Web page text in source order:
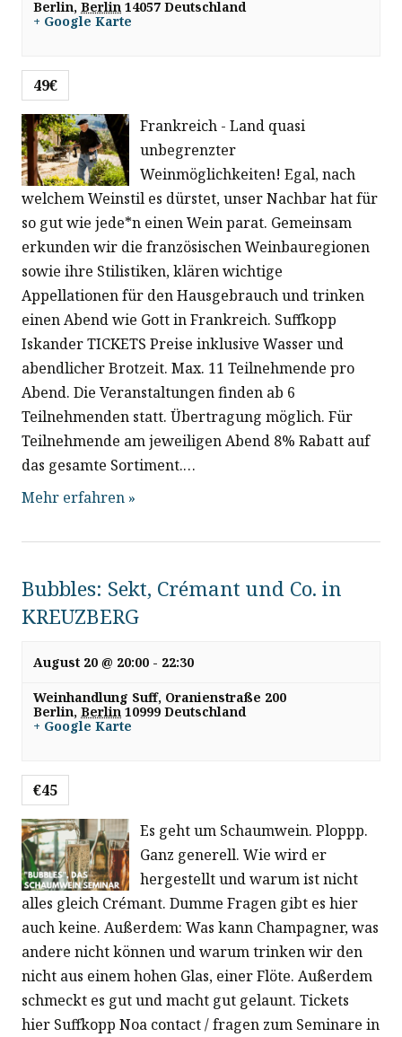
d
A
n
s
i
c
h
t
e
n
n
a
v
i
g
a
o
n
o
Berlin, Berlin 14057 Deutschland
+ Google Karte
49€
Frankreich - Land quasi
unbegrenzter
Weinmöglichkeiten! Egal, nach
welchem Weinstil es dürstet, unser Nachbar hat für
so gut wie jede*n einen Wein parat. Gemeinsam
erkunden wir die französischen Weinbauregionen
sowie ihre Stilistiken, klären wichtige
Appellationen für den Hausgebrauch und trinken
einen Abend wie Gott in Frankreich. Suffkopp
Iskander TICKETS Preise inklusive Wasser und
abendlicher Brotzeit. Max. 11 Teilnehmende pro
Abend. Die Veranstaltungen finden ab 6
Teilnehmenden statt. Übertragung möglich. Für
Teilnehmende am jeweiligen Abend 8% Rabatt auf
das gesamte Sortiment.…
Mehr erfahren »
Bubbles: Sekt, Crémant und Co. in
KREUZBERG
August 20 @ 20:00 - 22:30
Weinhandlung Suff, Oranienstraße 200
Berlin, Berlin 10999 Deutschland
+ Google Karte
€45
Es geht um Schaumwein. Ploppp.
Ganz generell. Wie wird er
hergestellt und warum ist nicht
alles gleich Crémant. Dumme Fragen gibt es hier
auch keine. Außerdem: Was kann Champagner, was
andere nicht können und warum trinken wir den
nicht aus einem hohen Glas, einer Flöte. Außerdem
schmeckt es gut und macht gut gelaunt. Tickets
hier Suffkopp Noa contact / fragen zum Seminare in